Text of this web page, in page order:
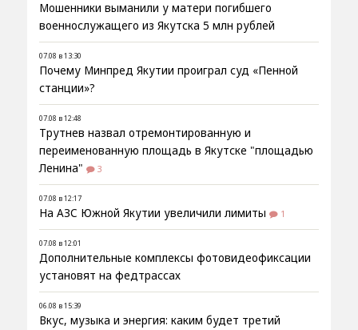
Мошенники выманили у матери погибшего
военнослужащего из Якутска 5 млн рублей
07.08 в 13:30
Почему Минпред Якутии проиграл суд «Пенной
станции»?
07.08 в 12:48
Трутнев назвал отремонтированную и
переименованную площадь в Якутске "площадью
Ленина"
3
07.08 в 12:17
На АЗС Южной Якутии увеличили лимиты 1
07.08 в 12:01
Дополнительные комплексы фотовидеофиксации
установят на федтрассах
06.08 в 15:39
Вкус, музыка и энергия: каким будет третий